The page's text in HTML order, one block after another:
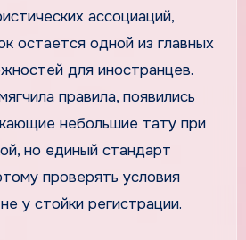
ассоциаций,
остается одной из главных
для иностранцев.
правила, появились
небольшие тату при
но единый стандарт
проверять условия
у стойки регистрации.